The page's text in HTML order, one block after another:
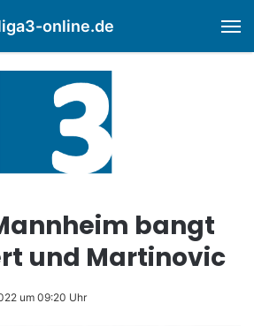
online.de
bangt
und Martinovic
um 09:20 Uhr